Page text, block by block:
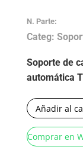
N. Parte:
Categ:
Soporte de
automática
Añadir al
Comprar en